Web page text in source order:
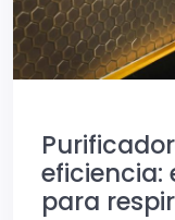
eficiencia:
para